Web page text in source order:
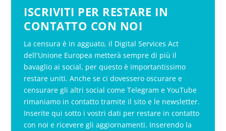
ISCRIVITI PER RESTARE IN
CONTATTO CON NOI
La censura è in agguato, il Digital Services Act
dell'Unione Europea metterà sempre di più il
bavaglio ai social, per questo è importantissimo
restare uniti. Anche se ci dovessero oscurare e
censurare gli altri social come Telegram e YouTube
rimaniamo in contatto tramite il sito e le newsletter.
Inserite qui sotto i vostri dati per restare in contatto
con noi e ricevere gli aggiornamenti. Inserendo la